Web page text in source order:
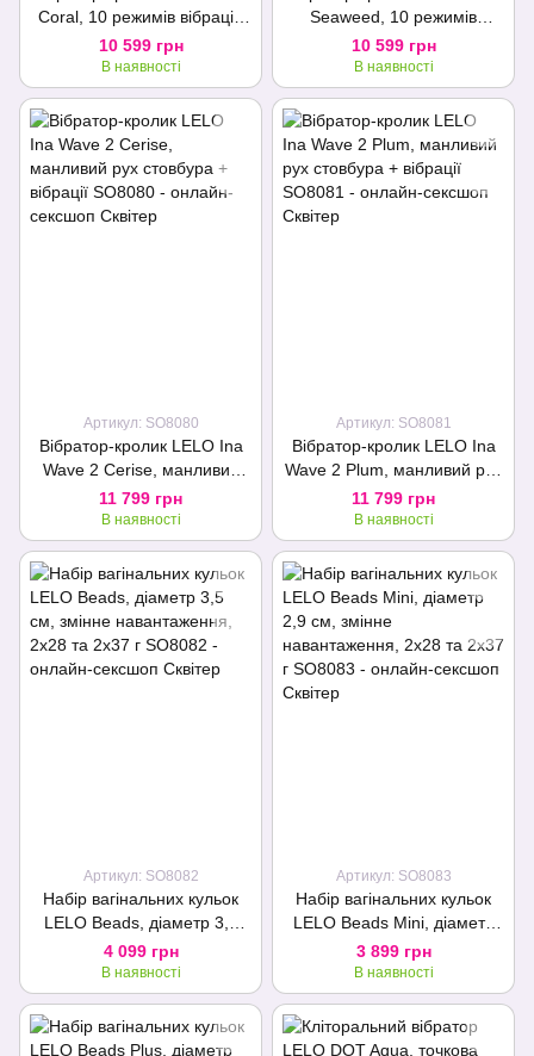
Coral, 10 режимів вібрації,
потужний мотор
10 599 грн
В наявності
Seaweed, 10 режимів
вібрації, потужний мотор
10 599 грн
В наявності
Артикул: SO8080
Вібратор-кролик LELO Ina
Wave 2 Cerise, манливий
рух стовбура + вібрації
11 799 грн
В наявності
Артикул: SO8081
Вібратор-кролик LELO Ina
Wave 2 Plum, манливий рух
стовбура + вібрації
11 799 грн
В наявності
Артикул: SO8082
Набір вагінальних кульок
LELO Beads, діаметр 3,5
см, змінне навантаження,
2х28 та 2х37 г
4 099 грн
В наявності
Артикул: SO8083
Набір вагінальних кульок
LELO Beads Mini, діаметр
2,9 см, змінне
навантаження, 2х28 та 2х37
г
3 899 грн
В наявності